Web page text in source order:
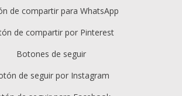
de compartir para WhatsApp
de compartir por Pinterest
Botones de seguir
de seguir por Instagram